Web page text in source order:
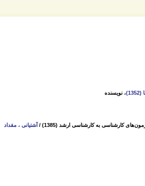
، نویسنده
کارشناسی به کارشناسی ارشد (1385) / آشتیانی ، مقداد